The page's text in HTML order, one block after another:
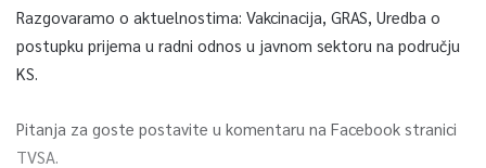
Razgovaramo o aktuelnostima: Vakcinacija, GRAS, Uredba o
postupku prijema u radni odnos u javnom sektoru na području
KS.
Pitanja za goste postavite u komentaru na Facebook stranici
TVSA.